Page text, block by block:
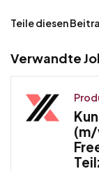
Teile diesen
Verwandte